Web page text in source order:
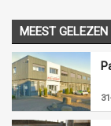
MEEST GELEZEN